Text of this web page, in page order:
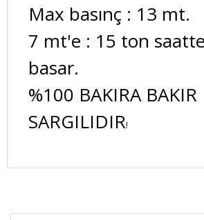
Max basınç : 13 mt.
7 mt'e : 15 ton
basar.
%100 BAKIRA BAKIR
SARGILIDIR!